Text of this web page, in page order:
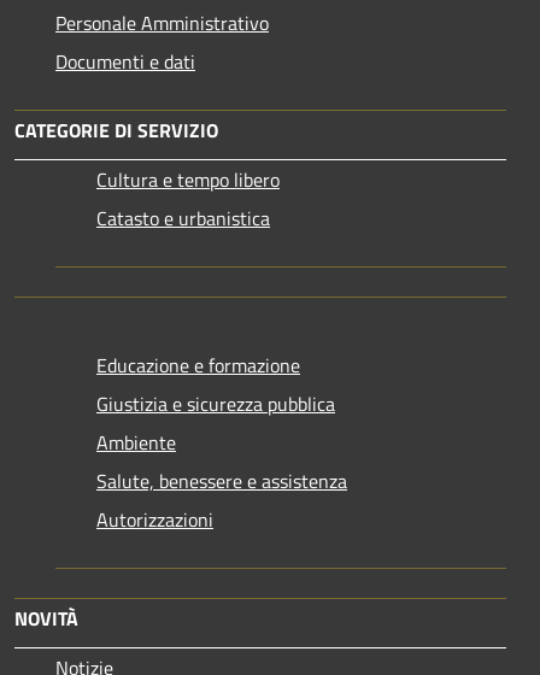
Personale Amministrativo
Documenti e dati
CATEGORIE DI SERVIZIO
Cultura e tempo libero
Catasto e urbanistica
Educazione e formazione
Giustizia e sicurezza pubblica
Ambiente
Salute, benessere e assistenza
Autorizzazioni
NOVITÀ
Notizie